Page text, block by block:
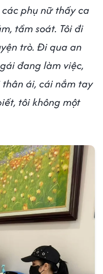
phụ nữ thấy ca
tầm soát. Tôi đi
trò. Đi qua an
đang làm việc,
ái, cái nắm tay
tôi không một